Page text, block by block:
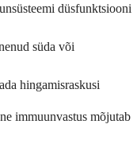
düsfunktsiooni
süda või
hingamisraskusi
immuunvastus mõjutab